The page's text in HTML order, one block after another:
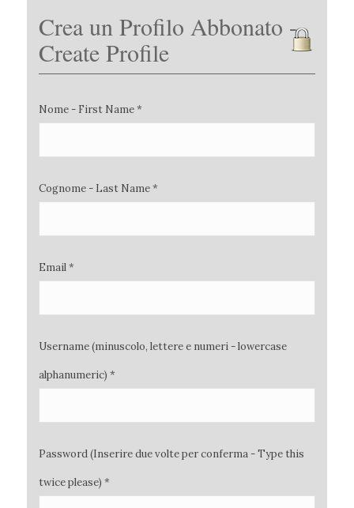
Crea un Profilo Abbonato -
Create Profile
Nome - First Name *
Cognome - Last Name *
Email *
Username (minuscolo, lettere e numeri - lowercase
alphanumeric) *
Password (Inserire due volte per conferma - Type this
twice please) *